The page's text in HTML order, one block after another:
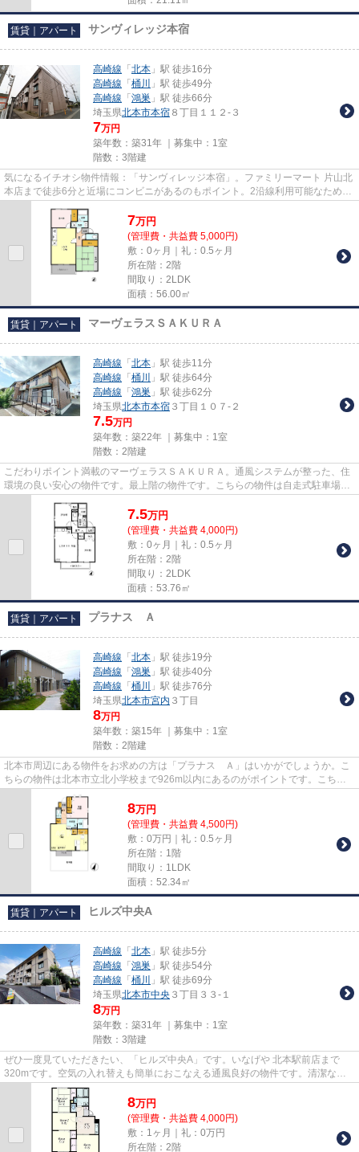
賃貸｜アパート サンヴィレッジ本宿
高崎線 「 北本 」駅 徒歩16分
高崎線 「 桶川
」駅 徒歩49分
高崎線 「 鴻巣 」駅 徒歩66分
埼玉県北本市本宿 ８丁目１１２-３
7万円
築年数：築31年 ｜募集中： 1室
階数：3階建
気になるイチオシ物件情報：「サンヴィレッジ本宿」。ファミリーマート 片山北
本店まで徒歩6分と近場にコンビニがあるのもポイント。2沿線利用可能なため、
7万円
(管理費・共益費 5,000円)
敷：0ヶ月｜礼：0.5ヶ月
所在階：2階
間取り：2LDK
面積：56.00㎡
賃貸｜アパート マーヴェラスＳＡＫＵＲＡ
高崎線 「 北本 」駅 徒歩11分
高崎線 「 桶川
」駅 徒歩64分
高崎線 「 鴻巣 」駅 徒歩62分
埼玉県北本市本宿 ３丁目１０７-２
7.5万円
築年数：築22年 ｜募集中： 1室
階数：2階建
こだわりポイント満載のマーヴェラスＳＡＫＵＲＡ。通風システムが整った、住
環境の良い安心の物件です。最上階の物件です。こちらの物件は自走式駐車場が
7.5万円
(管理費・共益費 4,000円)
敷：0ヶ月｜礼：0.5ヶ月
所在階：2階
間取り：2LDK
面積：53.76㎡
賃貸｜アパート プラナス Ａ
高崎線 「 北本 」駅 徒歩19分
高崎線 「 鴻巣 」駅 徒歩40分
高崎線 「 桶川
」駅 徒歩76分
埼玉県北本市宮内 ３丁目
8万円
築年数：築15年 ｜募集中： 1室
階数：2階建
北本市周辺にある物件をお求めの方は「プラナス Ａ」はいかがでしょうか。こ
ちらの物件は北本市立北小学校まで926m以内にあるのがポイントです。こちら
の物件はアパートです。北本市...
8万円
(管理費・共益費 4,500円)
敷：0万円｜礼：0.5ヶ月
所在階：1階
間取り：1LDK
面積：52.34㎡
賃貸｜アパート ヒルズ中央A
高崎線 「 北本 」駅 徒歩5分
高崎線 「 鴻巣 」駅 徒歩54分
高崎線 「 桶川
」駅 徒歩69分
埼玉県北本市中央 ３丁目３３-１
8万円
築年数：築31年 ｜募集中： 1室
階数：3階建
ぜひ一度見ていただきたい、「ヒルズ中央A」です。いなげや 北本駅前店まで
320mです。空気の入れ替えも簡単におこなえる通風良好の物件です。清潔な敷
地内ごみ置き場も用意されており...
8万円
(管理費・共益費 4,000円)
敷：1ヶ月｜礼：0万円
所在階：2階